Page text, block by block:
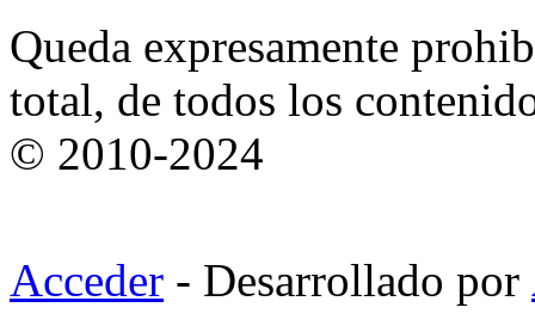
Queda expresamente
total, de todos los
© 2010-2024
Acceder - Desarrollado por